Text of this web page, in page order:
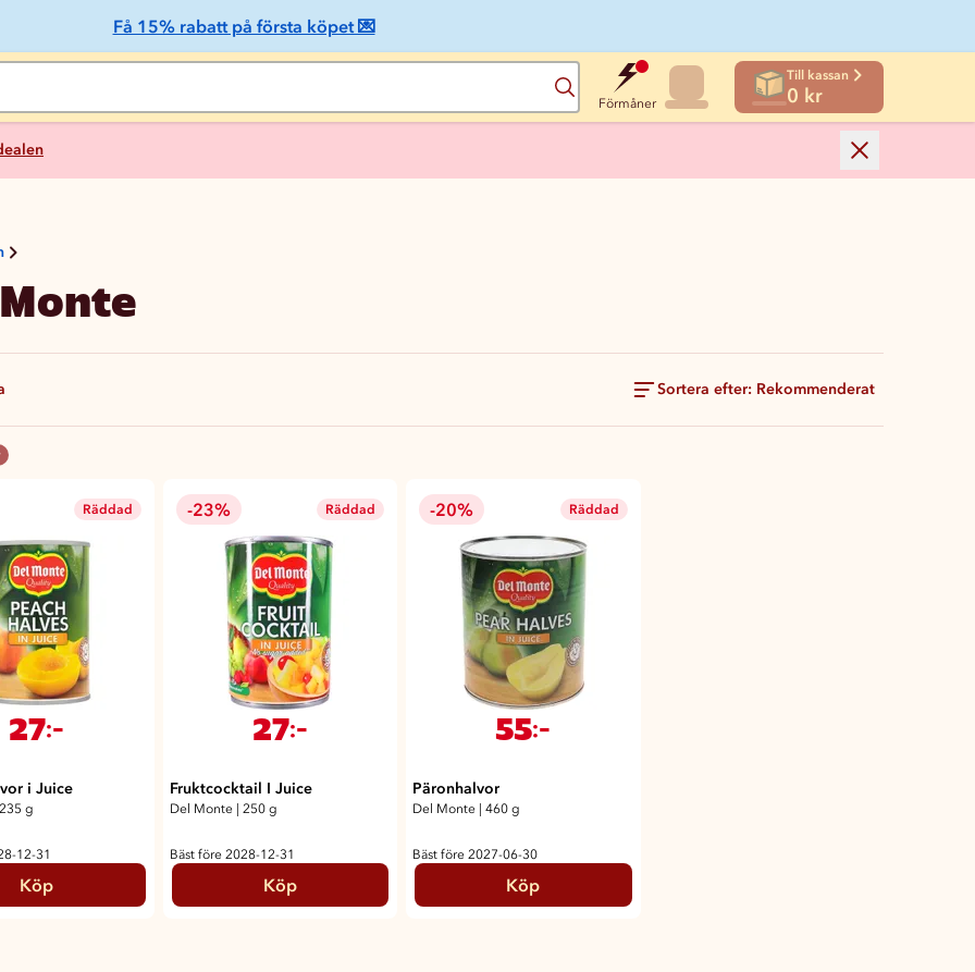
Få 15% rabatt på första köpet 💌
Sök
Förmåner
Till kassan
0 kr
Sortera efter: Rekommenderat
Räddad
27:-
i Juice
235 g
12-31
Köp
-23% Räddad
27:-
Fruktcocktail I Juice
Del Monte 250 g
Bäst före 2028-12-31
Köp
-20% Räddad
55:-
Päronhalvor
Del Monte 460 g
Bäst före 2027-06-30
Köp